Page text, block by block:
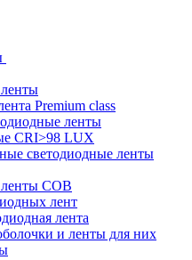
Premium class
ленты
CRI>98 LUX
светодиодные ленты
COB
лент
лента
и ленты для них